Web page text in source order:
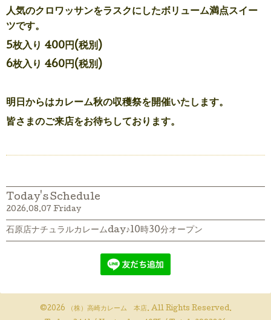
人気のクロワッサンをラスクにしたボリューム満点スイー
ツです。
5枚入り 400円(税別)
6枚入り 460円(税別)
明日からはカレーム秋の収穫祭を開催いたします。
皆さまのご来店をお待ちしております。
Today's Schedule
2026.08.07 Friday
石原店ナチュラルカレームday♪10時30分オープン
©2026 （株）高崎カレーム 本店. All Rights Reserved.